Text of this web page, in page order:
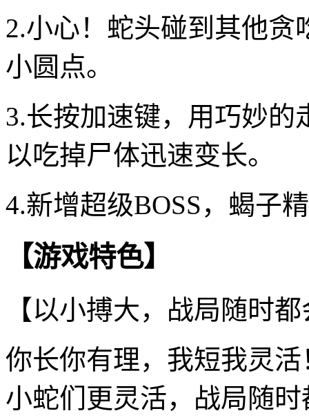
2.小心！蛇头碰到其他
小圆点。
3.长按加速键，用巧妙
以吃掉尸体迅速变长。
4.新增超级BOSS，蝎子
【游戏特色】
【以小搏大，战局随时
你长你有理，我短我灵
小蛇们更灵活，战局随